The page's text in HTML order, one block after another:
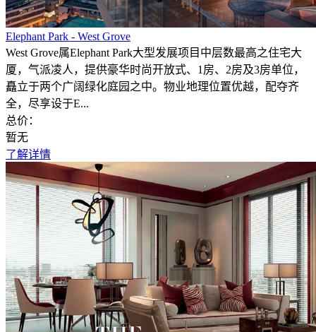
Elephant Park - West Grove
West Grove属Elephant Park大型发展项目中层数最高之住宅大
厦，气派凌人，提供豪华时尚开放式、1房、2房及3房单位，
矗立于两个广阔绿化庭园之中。物业地理位置优越，配夺齐
全，尽享设于E...
总价：
暂无
了解详情